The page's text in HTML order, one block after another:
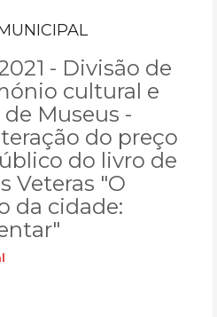
- Divisão de
cultural e
Museus -
do preço
do livro de
Veteras "O
da cidade: